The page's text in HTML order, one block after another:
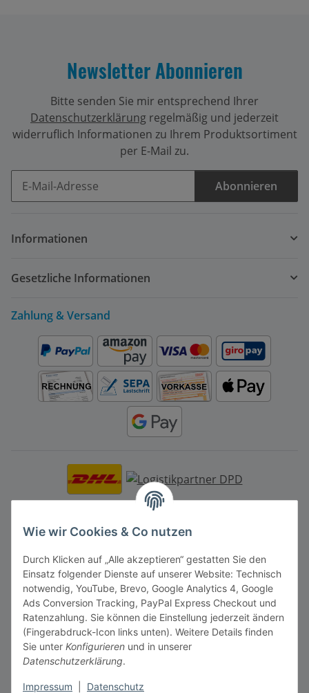
Wie wir Cookies & Co nutzen
Durch Klicken auf „Alle akzeptieren“ gestatten Sie den
Einsatz folgender Dienste auf unserer Website: Technisch
notwendig, YouTube, Brevo, Google Analytics 4, Google
Ads Conversion Tracking, PayPal Express Checkout und
Ratenzahlung. Sie können die Einstellung jederzeit ändern
(Fingerabdruck-Icon links unten). Weitere Details finden
Sie unter Konfigurieren und in unserer
Datenschutzerklärung.
Impressum Datenschutz
Newsletter Abonnieren
Bitte senden Sie mir entsprechend Ihrer
Datenschutzerklärung regelmäßig und jederzeit
widerruflich Informationen zu Ihrem Produktsortiment
per E-Mail zu.
Abonnieren
Informationen
Gesetzliche Informationen
Zahlung & Versand
Vertrag widerrufen